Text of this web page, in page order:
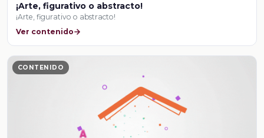
¡Arte, figurativo o abstracto!
¡Arte, figurativo o abstracto!
Ver contenido
CONTENIDO